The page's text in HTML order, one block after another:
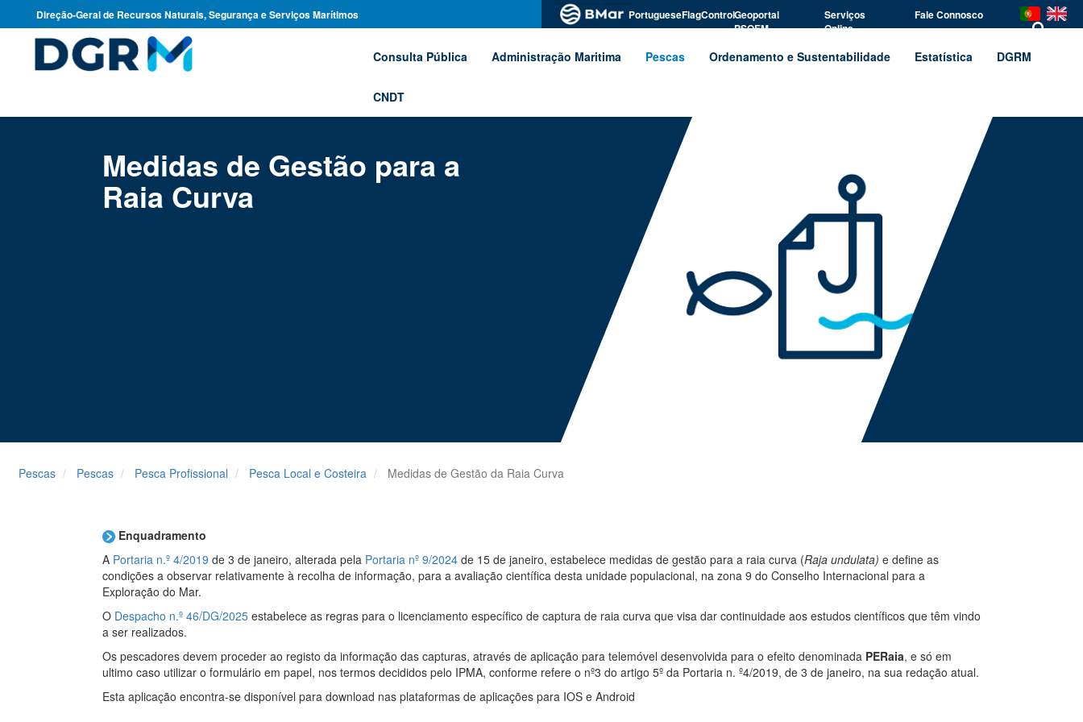
Direção-Geral de Recursos Naturais, Segurança e Serviços Marítimos PortugueseFlagControlGeoportal
PSOEM
Serviços
Online
Fale Connosco
Consulta Pública Administração Maritima Pescas Ordenamento e Sustentabilidade Estatística DGRM
CNDT
Medidas de Gestão para a
Raia Curva
Pescas Pescas Pesca Profissional Pesca Local e Costeira Medidas de Gestão da Raia Curva
Enquadramento
A Portaria n.º 4/2019 de 3 de janeiro, alterada pela Portaria nº 9/2024 de 15 de janeiro, estabelece medidas de gestão para a raia curva (Raja undulata) e define as
condições a observar relativamente à recolha de informação, para a avaliação científica desta unidade populacional, na zona 9 do Conselho Internacional para a
Exploração do Mar.
O Despacho n.º 46/DG/2025 estabelece as regras para o licenciamento específico de captura de raia curva que visa dar continuidade aos estudos científicos que têm vindo
a ser realizados.
Os pescadores devem proceder ao registo da informação das capturas, através de aplicação para telemóvel desenvolvida para o efeito denominada PERaia, e só em
ultimo caso utilizar o formulário em papel, nos termos decididos pelo IPMA, conforme refere o nº3 do artigo 5º da Portaria n. º4/2019, de 3 de janeiro, na sua redação atual.
Esta aplicação encontra-se disponível para download nas plataformas de aplicações para IOS e Android